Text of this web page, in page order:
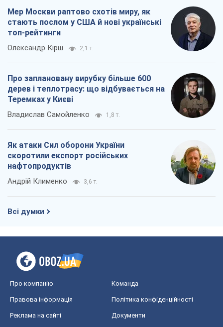
Мер Москви раптово схотів миру, як
стають послом у США й нові українські
топ-рейтинги
Олександр Кірш 2,1 т.
Про заплановану вирубку більше 600
дерев і теплотрасу: що відбувається на
Теремках у Києві
Владислав Самойленко 1,8 т.
Як атаки Сил оборони України
скоротили експорт російських
нафтопродуктів
Андрій Клименко 3,6 т.
Всі думки
Про компанію Команда
Правова інформація Політика конфіденційності
Реклама на сайті Документи